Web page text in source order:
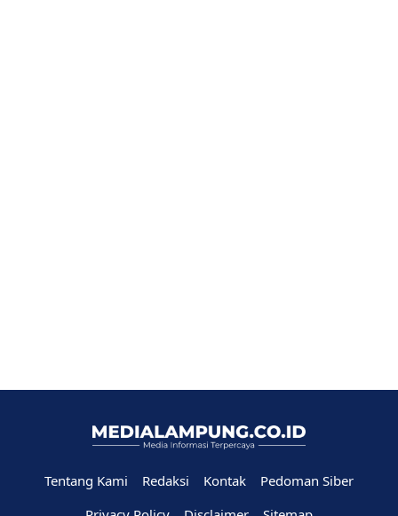
Tentang Kami Redaksi Kontak
Pedoman Siber